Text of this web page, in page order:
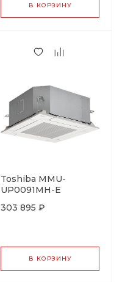
В КОРЗИНУ
Toshiba MMU-
UP0091MH-E
303 895 ₽
В КОРЗИНУ